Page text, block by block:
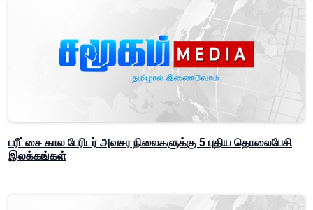
பரீட்சை கால பேரிடர் அவசர நிலைகளுக்கு 5 புதிய தொலைபேசி
இலக்கங்கள்